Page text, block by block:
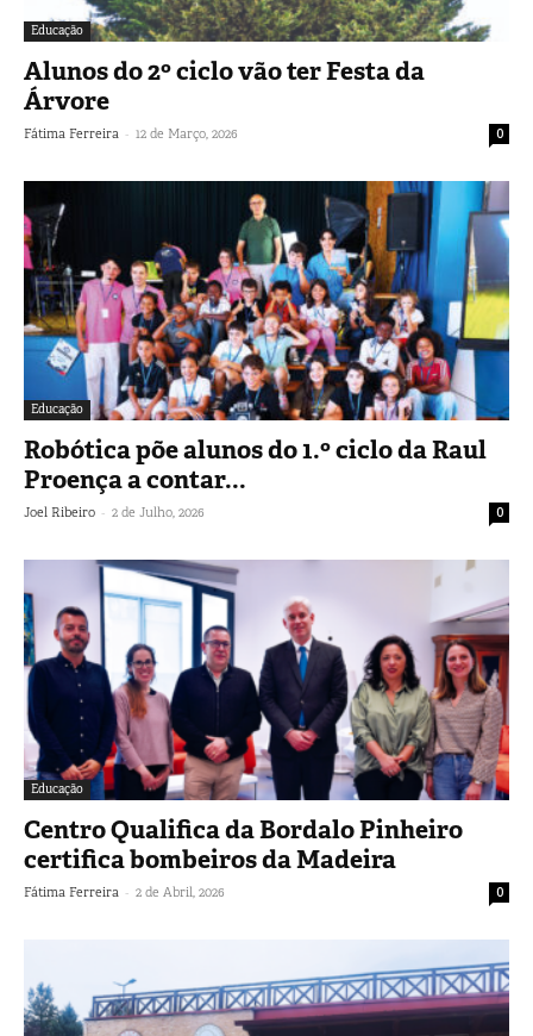
Educação
Alunos do 2º ciclo vão ter Festa da
Árvore
Fátima Ferreira - 12 de Março, 2026 0
Educação
Robótica põe alunos do 1.º ciclo da Raul
Proença a contar...
Joel Ribeiro - 2 de Julho, 2026 0
Educação
Centro Qualifica da Bordalo Pinheiro
certifica bombeiros da Madeira
Fátima Ferreira - 2 de Abril, 2026 0